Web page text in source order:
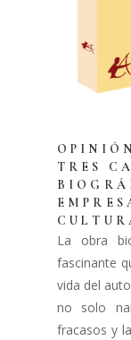
TRES
La obra
fascinante
vida del
no solo
fracasos y